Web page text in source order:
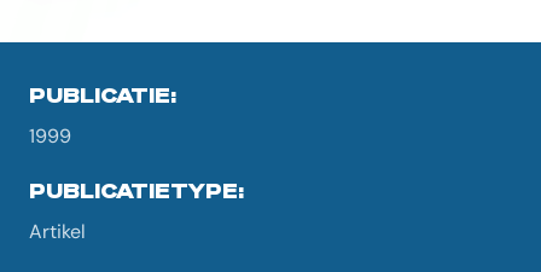
PUBLICATIE:
1999
PUBLICATIETYPE:
Artikel